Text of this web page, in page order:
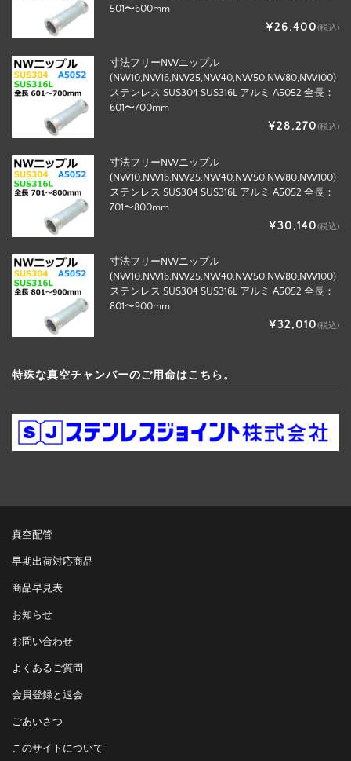
501〜600mm
¥26,400(税込)
寸法フリーNWニップル
(NW10,NW16,NW25,NW40,NW50,NW80,NW100)
ステンレス SUS304 SUS316L アルミ A5052 全長：
601〜700mm
¥28,270(税込)
寸法フリーNWニップル
(NW10,NW16,NW25,NW40,NW50,NW80,NW100)
ステンレス SUS304 SUS316L アルミ A5052 全長：
701〜800mm
¥30,140(税込)
寸法フリーNWニップル
(NW10,NW16,NW25,NW40,NW50,NW80,NW100)
ステンレス SUS304 SUS316L アルミ A5052 全長：
801〜900mm
¥32,010(税込)
特殊な真空チャンバーのご用命はこちら。
真空配管
早期出荷対応商品
商品早見表
お知らせ
お問い合わせ
よくあるご質問
会員登録と退会
ごあいさつ
このサイトについて